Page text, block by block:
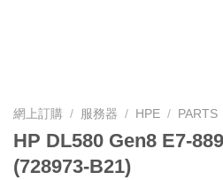
網上訂購 / 服務器 / HPE / PARTS
HP DL580 Gen8 E7-
(728973-B21)